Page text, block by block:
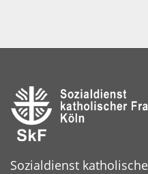
Sozialdienst